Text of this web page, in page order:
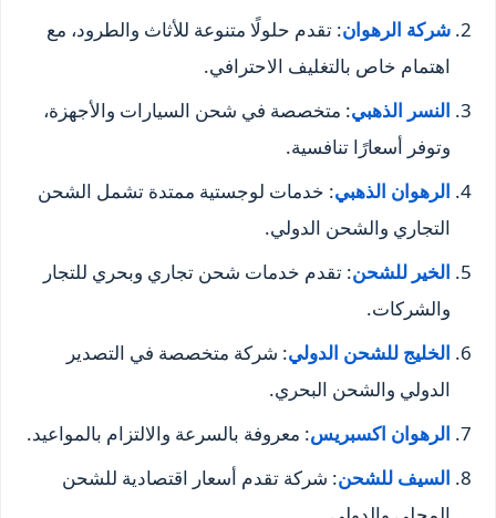
شركة الرهوان: تقدم حلولًا متنوعة للأثاث والطرود، مع
اهتمام خاص بالتغليف الاحترافي.
النسر الذهبي: متخصصة في شحن السيارات والأجهزة،
وتوفر أسعارًا تنافسية.
الرهوان الذهبي: خدمات لوجستية ممتدة تشمل الشحن
التجاري والشحن الدولي.
الخير للشحن: تقدم خدمات شحن تجاري وبحري للتجار
والشركات.
الخليج للشحن الدولي: شركة متخصصة في التصدير
الدولي والشحن البحري.
الرهوان اكسبريس: معروفة بالسرعة والالتزام بالمواعيد.
السيف للشحن: شركة تقدم أسعار اقتصادية للشحن